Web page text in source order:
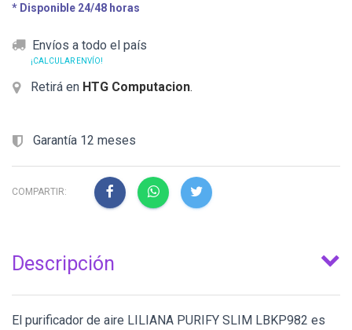
* Disponible 24/48 horas
Envíos a todo el país
¡CALCULAR ENVÍO!
Retirá en HTG Computacion.
Garantía 12 meses
COMPARTIR:
Descripción
El purificador de aire LILIANA PURIFY SLIM LBKP982 es